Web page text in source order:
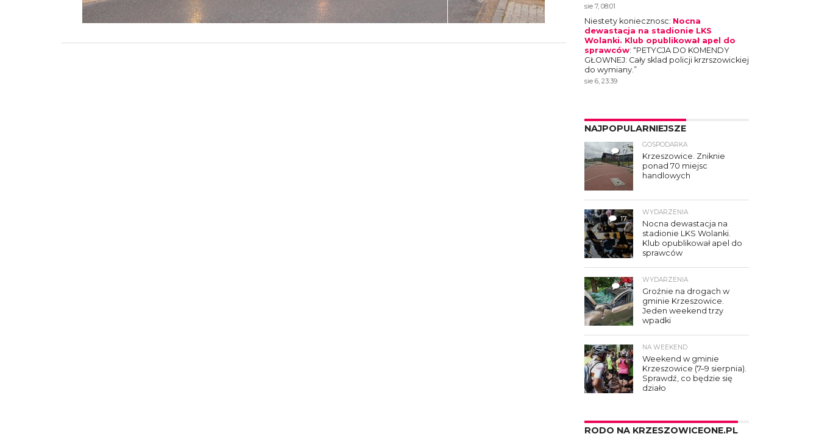
sie 7, 08:01
Niestety koniecznosc: Nocna
dewastacja na stadionie LKS
Wolanki. Klub opublikował apel do
sprawców: “PETYCJA DO KOMENDY
GŁOWNEJ: Cały sklad policji krzrszowickiej
do wymiany.”
sie 6, 23:39
NAJPOPULARNIEJSZE
7
GOSPODARKA
Krzeszowice. Zniknie
ponad 70 miejsc
handlowych
17
WYDARZENIA
Nocna dewastacja na
stadionie LKS Wolanki.
Klub opublikował apel do
sprawców
3
WYDARZENIA
Groźnie na drogach w
gminie Krzeszowice.
Jeden weekend trzy
wpadki
NA WEEKEND
Weekend w gminie
Krzeszowice (7–9 sierpnia).
Sprawdź, co będzie się
działo
RODO NA KRZESZOWICEONE.PL